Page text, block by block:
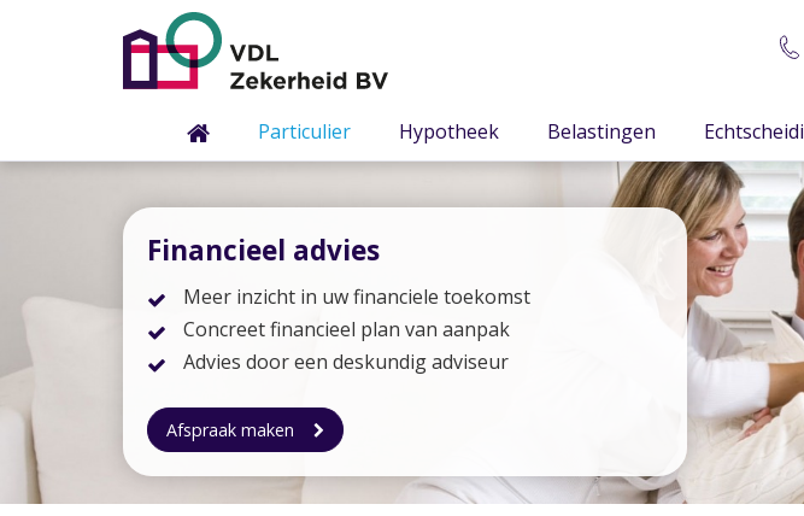
Particulier Hypotheek Belastingen
Financieel advies
Meer inzicht in uw financiele toekomst
Concreet financieel plan van aanpak
Advies door een deskundig adviseur
Afspraak maken